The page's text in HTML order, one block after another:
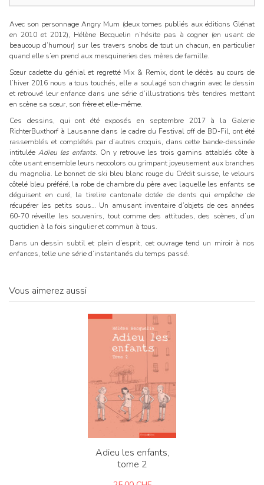
Avec son personnage Angry Mum (deux tomes publiés aux éditions Glénat
en 2010 et 2012), Hélène Becquelin n’hésite pas à cogner (en usant de
beaucoup d’humour) sur les travers snobs de tout un chacun, en particulier
quand elle s’en prend aux mesquineries des mères de famille.
Sœur cadette du génial et regretté Mix & Remix, dont le décès au cours de
l’hiver 2016 nous a tous touchés, elle a soulagé son chagrin avec le dessin
et retrouvé leur enfance dans une série d’illustrations très tendres mettant
en scène sa sœur, son frère et elle-même.
Ces dessins, qui ont été exposés en septembre 2017 à la Galerie
RichterBuxthorf à Lausanne dans le cadre du Festival off de BD-Fil, ont été
rassemblés et complétés par d’autres croquis, dans cette bande-dessinée
intitulée Adieu les enfants. On y retrouve les trois gamins attablés côte à
côte usant ensemble leurs neocolors ou grimpant joyeusement aux branches
du magnolia. Le bonnet de ski bleu blanc rouge du Crédit suisse, le velours
côtelé bleu préféré, la robe de chambre du père avec laquelle les enfants se
déguisent en curé, la tirelire cantonale dotée de dents qui empêche de
récupérer les petits sous… Un amusant inventaire d’objets de ces années
60-70 réveille les souvenirs, tout comme des attitudes, des scènes, d’un
quotidien à la fois singulier et commun à tous.
Dans un dessin subtil et plein d’esprit, cet ouvrage tend un miroir à nos
enfances, telle une série d’instantanés du temps passé.
Vous aimerez aussi
Adieu les enfants,
tome 2